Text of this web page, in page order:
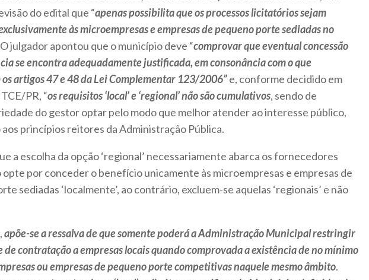
do edital que “apenas possibilita que os processos licitatórios sejam
às microempresas e empresas de pequeno porte sediadas no
O julgador apontou que o município deve “comprovar que eventual concessão
se encontra adequadamente justificada, em consonância com o que
artigos 47 e 48 da Lei Complementar 123/2006”e, conforme decidido em
PR, “os requisitos ‘local’ e ‘regional’ não são cumulativos, sendo de
do gestor optar pelo modo que melhor atender ao interesse público,
aos princípios reitores da Administração Pública.
a escolha da opção ‘regional’ necessariamente abarca os fornecedores
opte por conceder o benefício unicamente às microempresas e empresas de
sediadas ‘localmente’, ao contrário, excluem-se aquelas ‘regionais’ e não
apõe-se a ressalva de que somente poderá a Administração Municipal restringir
contratação a empresas locais quando comprovada a existência de no mínimo
ou empresas de pequeno porte competitivas naquele mesmo âmbito.